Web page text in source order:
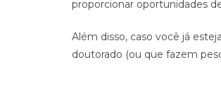
proporcionar oportunidades
Além disso, caso você já
doutorado (ou que fazem